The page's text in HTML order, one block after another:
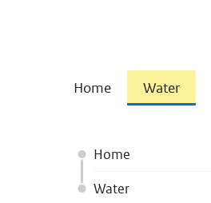
Home Water
Home
Water